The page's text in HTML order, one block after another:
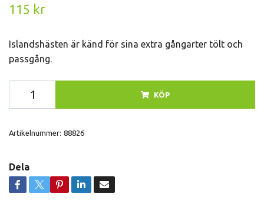
115 kr
Islandshästen är känd för sina extra gångarter tölt och
passgång.
KÖP
Artikelnummer: 88826
Dela